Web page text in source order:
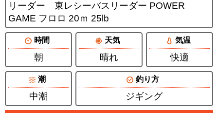
リーダー 東レシーバスリーダー POWER
GAME フロロ 20ｍ 25lb
時間
朝
天気
晴れ
気温
快適
潮
中潮
釣り方
ジギング